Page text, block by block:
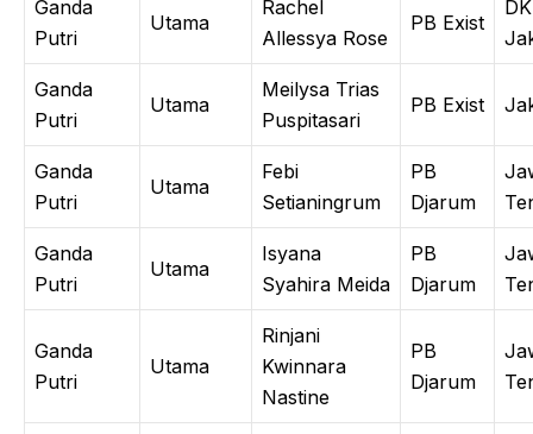
Ganda
Putri
Utama
Rachel
Allessya Rose
PB Exist
Ganda
Putri
Utama
Meilysa Trias
Puspitasari
PB Exist
Ganda
Putri
Utama
Febi
Setianingrum
PB
Djarum
Ganda
Putri
Utama
Isyana
Syahira Meida
PB
Djarum
Ganda
Putri
Utama
Rinjani
Kwinnara
Nastine
PB
Djarum